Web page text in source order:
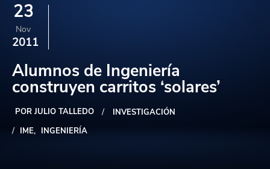
23
Nov
2011
Alumnos de Ingeniería
construyen carritos ‘solares’
POR JULIO TALLEDO
INVESTIGACIÓN
IME
INGENIERÍA